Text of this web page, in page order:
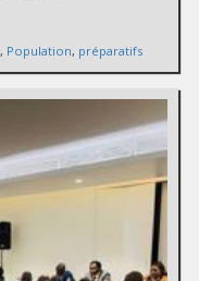
, Population, préparatifs